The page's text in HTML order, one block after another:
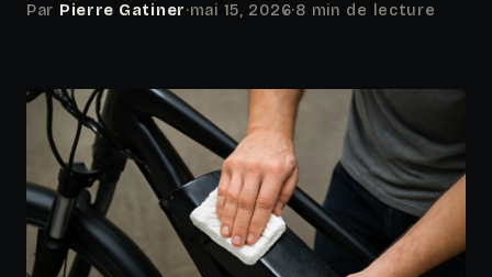
Par Pierre Gatiner·mai 15, 2026·8 min de lecture